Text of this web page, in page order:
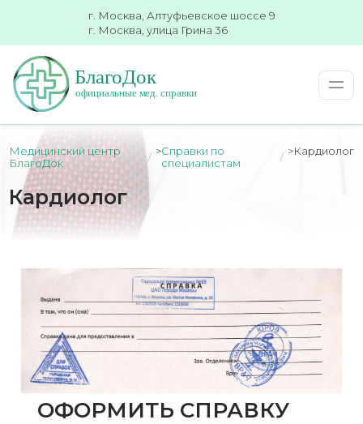
г. Москва, Алтуфьевское шоссе 9
г. Москва, улица Грина 36
Медицинский центр
БлагоДок
>Справки по
специалистам
>Кардиолог
Кардиолог
ОФОРМИТЬ СПРАВКУ